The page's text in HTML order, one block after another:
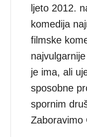
ljeto 2012.
komedija
filmske
je ima, ali
sposobne
spornim
Zaboravimo